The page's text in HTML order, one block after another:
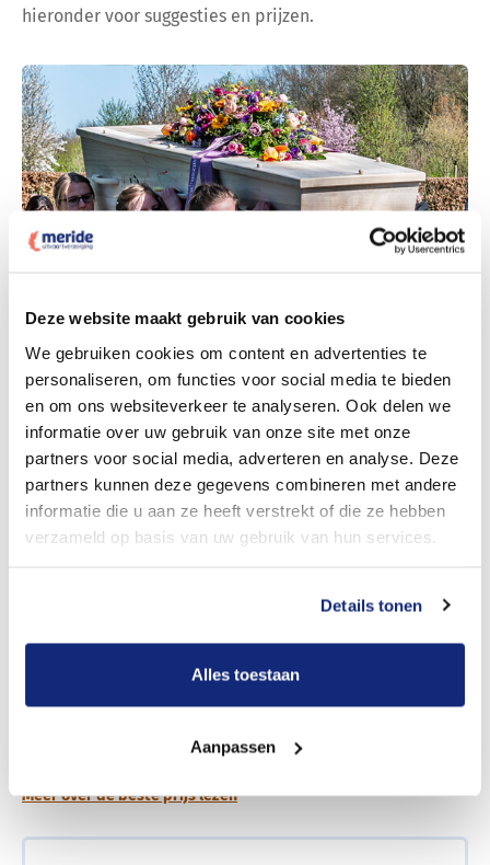
Deze website maakt gebruik van cookies
We gebruiken cookies om content en advertenties te
personaliseren, om functies voor social media te bieden
en om ons websiteverkeer te analyseren. Ook delen we
informatie over uw gebruik van onze site met onze
partners voor social media, adverteren en analyse. Deze
partners kunnen deze gegevens combineren met andere
informatie die u aan ze heeft verstrekt of die ze hebben
verzameld op basis van uw gebruik van hun services.
Details tonen
Alles toestaan
Aanpassen
hieronder voor suggesties en prijzen.
Dit kost een begrafenis
Bekijk tarieven voor begrafenis
Bekijk tarieven voor crematie
Meer over de beste prijs lezen